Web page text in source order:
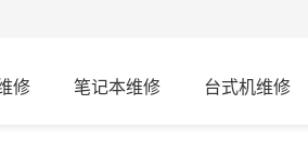
修 笔记本维修 台式机维修